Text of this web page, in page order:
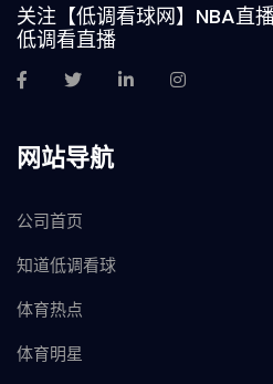
关注【低调看球网】NBA直
低调看直播
网站导航
公司首页
知道低调看球
体育热点
体育明星